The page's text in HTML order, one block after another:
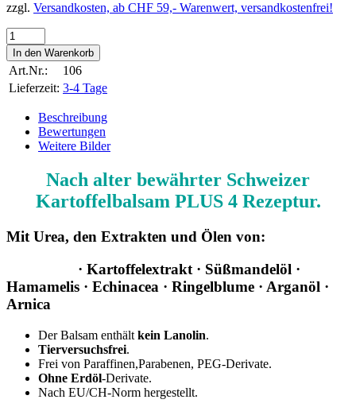
zzgl. Versandkosten, ab CHF 59,- Warenwert, versandkostenfrei!
Art.Nr.:
106
Lieferzeit: 3-4 Tage
Beschreibung
Bewertungen
Weitere Bilder
Nach alter bewährter Schweizer
Kartoffelbalsam PLUS 4 Rezeptur.
Mit Urea, den Extrakten und Ölen von:
· Kartoffelextrakt · Süßmandelöl ·
Hamamelis · Echinacea · Ringelblume · Arganöl ·
Arnica
Der Balsam enthält kein Lanolin.
Tierversuchsfrei.
Frei von Paraffinen,Parabenen, PEG-Derivate.
Ohne Erdöl-Derivate.
Nach EU/CH-Norm hergestellt.